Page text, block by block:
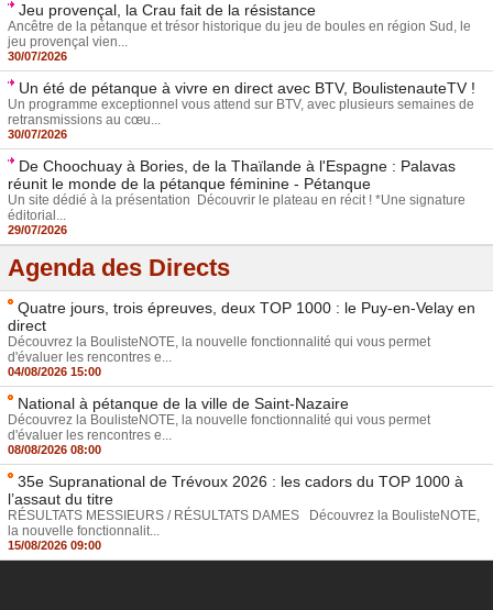
Jeu provençal, la Crau fait de la résistance
Ancêtre de la pétanque et trésor historique du jeu de boules en région Sud, le
jeu provençal vien...
30/07/2026
Un été de pétanque à vivre en direct avec BTV, BoulistenauteTV !
Un programme exceptionnel vous attend sur BTV, avec plusieurs semaines de
retransmissions au cœu...
30/07/2026
De Choochuay à Bories, de la Thaïlande à l'Espagne : Palavas
réunit le monde de la pétanque féminine - Pétanque
Un site dédié à la présentation Découvrir le plateau en récit ! *Une signature
éditorial...
29/07/2026
Agenda des Directs
Quatre jours, trois épreuves, deux TOP 1000 : le Puy-en-Velay en
direct
Découvrez la BoulisteNOTE, la nouvelle fonctionnalité qui vous permet
d'évaluer les rencontres e...
04/08/2026 15:00
National à pétanque de la ville de Saint-Nazaire
Découvrez la BoulisteNOTE, la nouvelle fonctionnalité qui vous permet
d'évaluer les rencontres e...
08/08/2026 08:00
35e Supranational de Trévoux 2026 : les cadors du TOP 1000 à
l’assaut du titre
RÉSULTATS MESSIEURS / RÉSULTATS DAMES Découvrez la BoulisteNOTE,
la nouvelle fonctionnalit...
15/08/2026 09:00